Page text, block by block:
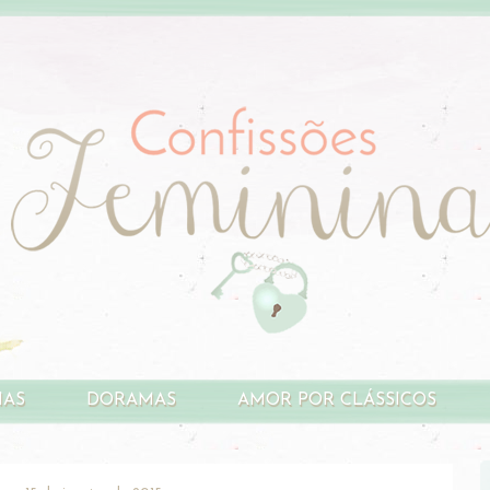
DORAMAS AMOR POR CLÁSSICOS